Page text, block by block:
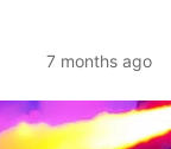
7 months ago